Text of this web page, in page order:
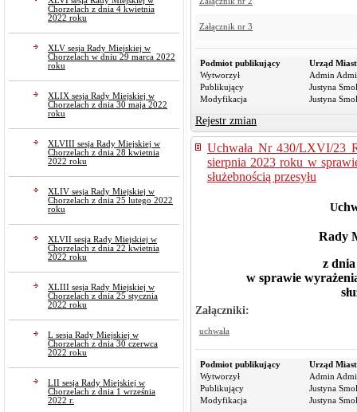
Chorzelach z dnia 4 kwietnia
2022 roku
XLV sesja Rady Miejskiej w
Chorzelach w dniu 29 marca 2022
roku
XLIX sesja Rady Miejskiej w
Chorzelach z dnia 30 maja 2022
roku
XLVIII sesja Rady Miejskiej w
Chorzelach z dnia 28 kwietnia
2022 roku
XLIV sesja Rady Miejskiej w
Chorzelach z dnia 25 lutego 2022
roku
XLVII sesja Rady Miejskiej w
Chorzelach z dnia 22 kwietnia
2022 roku
XLIII sesja Rady Miejskiej w
Chorzelach z dnia 25 stycznia
2022 roku
L sesja Rady Miejskiej w
Chorzelach z dnia 30 czerwca
2022 roku
LII sesja Rady Miejskiej w
Chorzelach z dnia 1 września
2022 r.
Załącznik nr 3
Podmiot publikujący
Urząd
Wytworzył
Admin
Publikujący
Justyna
Modyfikacja
Justyna
Rejestr zmian
Uchwała Nr 430/LXVI/23
sierpnia 2023 roku w
służebnością przesyłu
U
Rady
z
w sprawie
Załączniki:
uchwała
Podmiot publikujący
Urząd
Wytworzył
Admin
Publikujący
Justyna
Modyfikacja
Justyna